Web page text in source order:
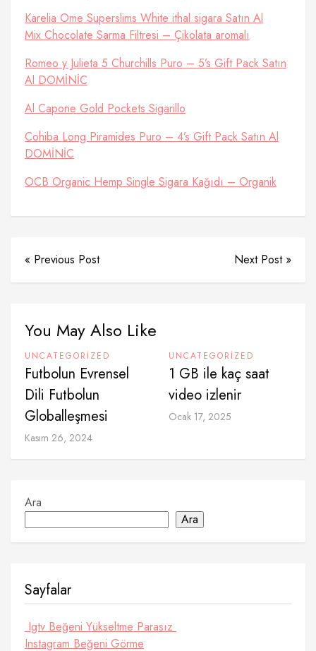
Karelia Ome Superslims White ithal sigara Satın Al
Mix Chocolate Sarma Filtresi – Çikolata aromalı
Romeo y Julieta 5 Churchills Puro – 5’s Gift Pack Satın
Al DOMİNİC
Al Capone Gold Pockets Sigarillo
Cohiba Long Piramides Puro – 4’s Gift Pack Satın Al
DOMİNİC
OCB Organic Hemp Single Sigara Kağıdı – Organik
« Previous Post Next Post »
You May Also Like
UNCATEGORIZED
Futbolun Evrensel
Dili Futbolun
Globalleşmesi
Kasım 26, 2024
UNCATEGORIZED
1 GB ile kaç saat
video izlenir
Ocak 17, 2025
Ara
Ara
Sayfalar
Igtv Beğeni Yükseltme Parasız
Instagram Beğeni Görme